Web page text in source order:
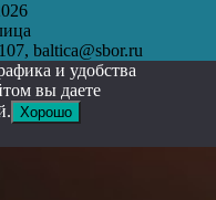
baltica@sbor.ru
и удобства
вы даете
Хорошо